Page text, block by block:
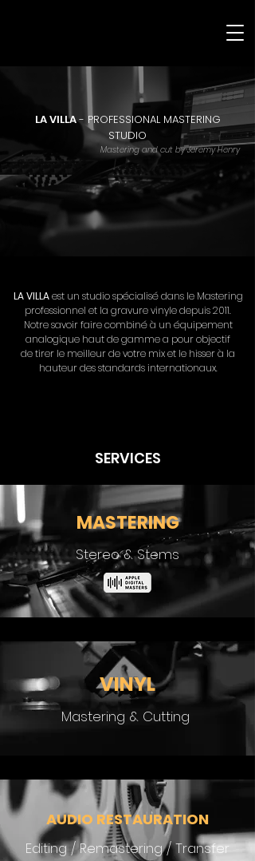
SERVICES
REFERENCES
LE STUDIO
CONTACT
LA VILLA- PROFESSIONAL MASTERING
STUDIO
Mastering and cut by Jeremy Henry
LA VILLAest un studio spécialisé dans le Mastering
professionnel et la gravure vinyle depuis 2011.
Notre savoir faire combiné à un équipement
analogique haut de gamme a pour objectif
de tirer le meilleur de votre mix et le hisser à la
hauteur des standards internationaux.
SERVICES
MASTERING
Stereo & Stems
VINYL
Mastering & Cutting
AUDIO RESTAURATION
Editing / Remastering / Transfer